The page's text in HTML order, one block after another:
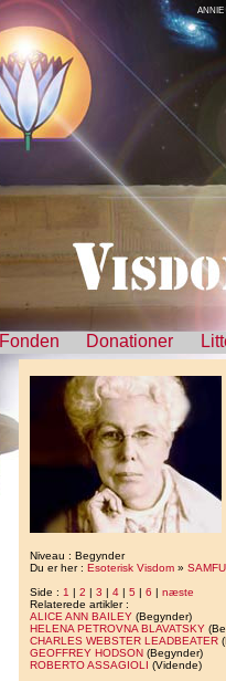
ANNIE
Fonden Donationer
Niveau : Begynder
Du er her : Esoterisk Visdom »
Side : 1 | 2 | 3 | 4 | 5 | 6 | næste
Relaterede artikler :
ALICE ANN BAILEY (Begynder)
HELENA PETROVNA BLAVATSKY
CHARLES WEBSTER LEADBEATER
GEOFFREY HODSON (Begynder)
ROBERTO ASSAGIOLI (Vidende)